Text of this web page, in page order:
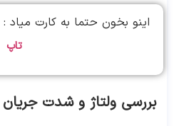
اینو بخون حتما به کارت میاد :
تاپ
بررسی ولتاژ و شدت جریان